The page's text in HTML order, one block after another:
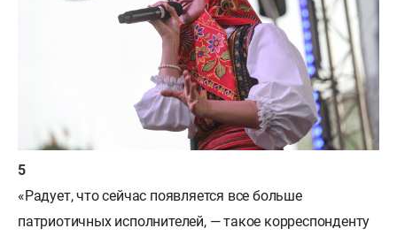
«Радует, что сейчас появляется все больше
патриотичных исполнителей, — такое корреспонденту